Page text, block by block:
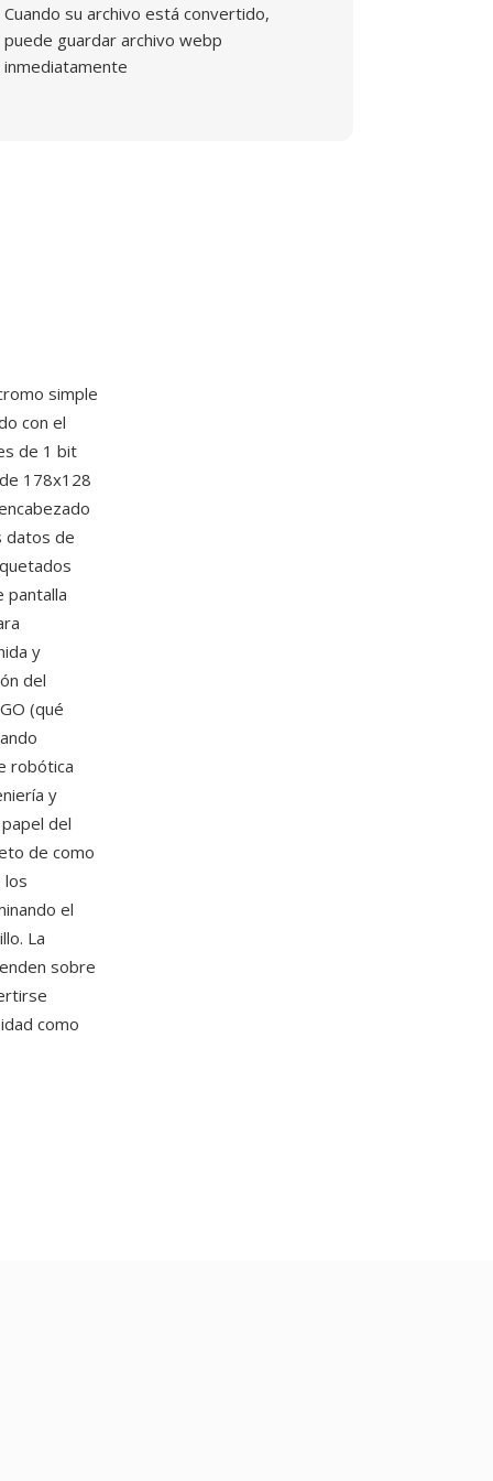
Cuando su archivo está convertido,
puede guardar archivo webp
inmediatamente
simple
con el
de 1 bit
178x128
datos de
pantalla
y
del
(qué
robótica
y
del
de como
los
el
La
sobre
como